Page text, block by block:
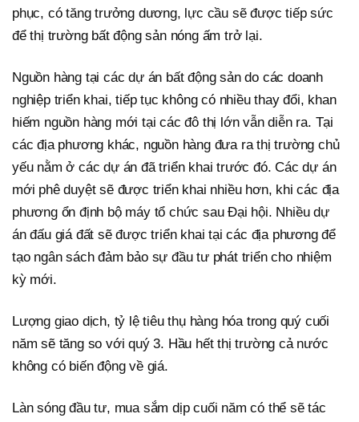
phục, có tăng trưởng dương, lực cầu sẽ được tiếp sức
để thị trường bất động sản nóng ấm trở lại.
Nguồn hàng tại các dự án bất động sản do các doanh
nghiệp triển khai, tiếp tục không có nhiều thay đổi, khan
hiếm nguồn hàng mới tại các đô thị lớn vẫn diễn ra. Tại
các địa phương khác, nguồn hàng đưa ra thị trường chủ
yếu nằm ở các dự án đã triển khai trước đó. Các dự án
mới phê duyệt sẽ được triển khai nhiều hơn, khi các địa
phương ổn định bộ máy tổ chức sau Đại hội. Nhiều dự
án đấu giá đất sẽ được triển khai tại các địa phương để
tạo ngân sách đảm bảo sự đầu tư phát triển cho nhiệm
kỳ mới.
Lượng giao dịch, tỷ lệ tiêu thụ hàng hóa trong quý cuối
năm sẽ tăng so với quý 3. Hầu hết thị trường cả nước
không có biến động về giá.
Làn sóng đầu tư, mua sắm dịp cuối năm có thể sẽ tác